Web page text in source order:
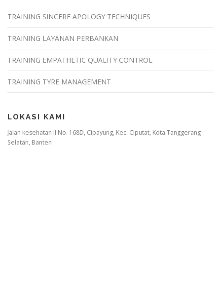
TRAINING SINCERE APOLOGY TECHNIQUES
TRAINING LAYANAN PERBANKAN
TRAINING EMPATHETIC QUALITY CONTROL
TRAINING TYRE MANAGEMENT
LOKASI KAMI
Jalan kesehatan II No. 168D, Cipayung, Kec. Ciputat, Kota Tanggerang
Selatan, Banten